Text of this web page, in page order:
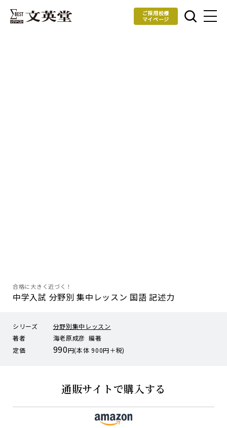
ご採用校様
マイページ
合格に大きく近づく！
中学入試 分野別 集中レッスン 国語 記述力
シリーズ
分野別集中レッスン
著者
海老原成彦 編著
定価
990円(本体 900円＋税)
通販サイトで購入する